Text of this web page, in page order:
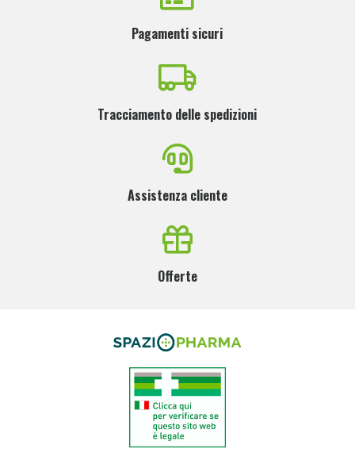
Pagamenti sicuri
Tracciamento delle spedizioni
Assistenza cliente
Offerte